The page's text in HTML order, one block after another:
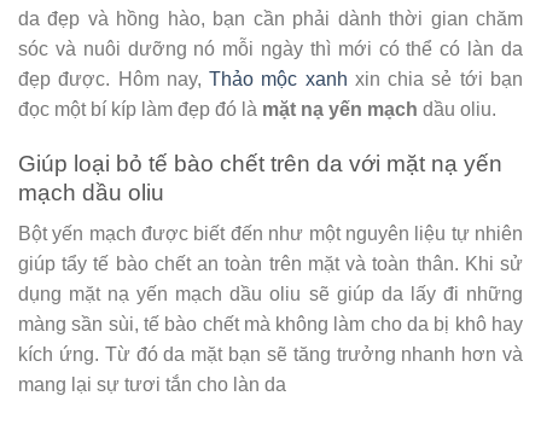
da đẹp và hồng hào, bạn cần phải dành thời gian chăm
sóc và nuôi dưỡng nó mỗi ngày thì mới có thể có làn da
đẹp được. Hôm nay,Thảo mộc xanh xin chia sẻ tới bạn
đọc một bí kíp làm đẹp đó là mặt nạ yến mạch dầu oliu.
Giúp loại bỏ tế bào chết trên da với mặt nạ yến
mạch dầu oliu
Bột yến mạch được biết đến như một nguyên liệu tự nhiên
giúp tẩy tế bào chết an toàn trên mặt và toàn thân. Khi sử
dụng mặt nạ yến mạch dầu oliu sẽ giúp da lấy đi những
màng sần sùi, tế bào chết mà không làm cho da bị khô hay
kích ứng. Từ đó da mặt bạn sẽ tăng trưởng nhanh hơn và
mang lại sự tươi tắn cho làn da